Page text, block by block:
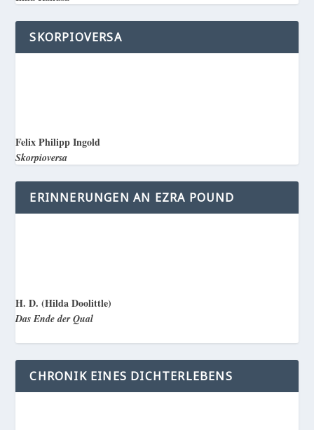
SKORPIOVERSA
Felix Philipp Ingold
Skorpioversa
ERINNERUNGEN AN EZRA POUND
H. D. (Hilda Doolittle)
Das Ende der Qual
CHRONIK EINES DICHTERLEBENS